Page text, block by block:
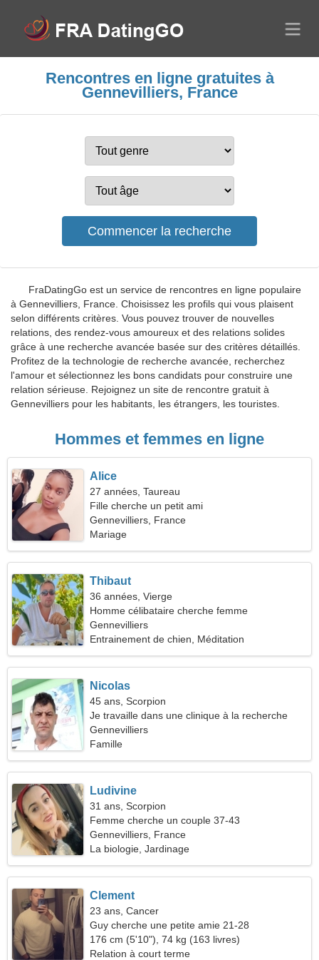
Rencontres en ligne gratuites à
Gennevilliers, France
FraDatingGo est un service de rencontres en ligne populaire
à Gennevilliers, France. Choisissez les profils qui vous plaisent
selon différents critères. Vous pouvez trouver de nouvelles
relations, des rendez-vous amoureux et des relations solides
grâce à une recherche avancée basée sur des critères détaillés.
Profitez de la technologie de recherche avancée, recherchez
l'amour et sélectionnez les bons candidats pour construire une
relation sérieuse. Rejoignez un site de rencontre gratuit à
Gennevilliers pour les habitants, les étrangers, les touristes.
Hommes et femmes en ligne
Alice
27 années, Taureau
Fille cherche un petit ami
Gennevilliers, France
Mariage
Thibaut
36 années, Vierge
Homme célibataire cherche femme
Gennevilliers
Entrainement de chien, Méditation
Nicolas
45 ans, Scorpion
Je travaille dans une clinique à la recherche
d'une femme spectaculaire
Gennevilliers
Famille
Ludivine
31 ans, Scorpion
Femme cherche un couple 37-43
Gennevilliers, France
La biologie, Jardinage
Clement
23 ans, Cancer
Guy cherche une petite amie 21-28
176 cm (5'10"), 74 kg (163 livres)
Relation à court terme